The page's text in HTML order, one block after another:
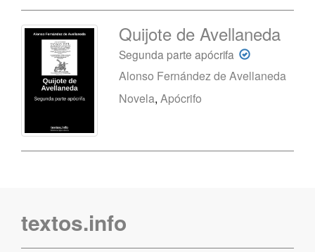
Quijote de Avellaneda
Segunda parte apócrifa
Alonso Fernández de Avellaneda
Novela,Apócrifo
textos.info